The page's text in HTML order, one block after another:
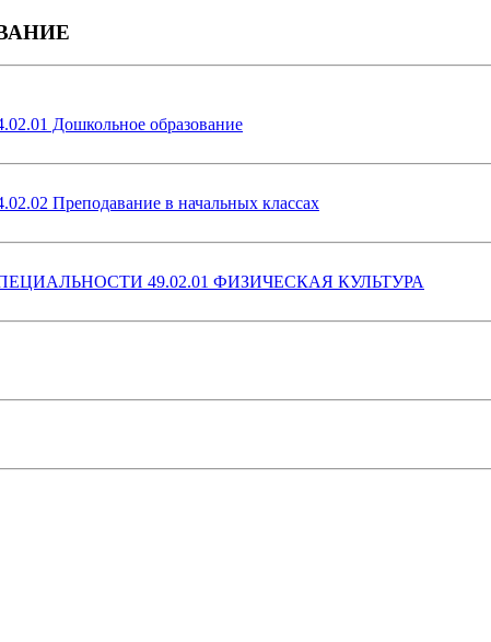
Дошкольное образование
Преподавание в начальных классах
49.02.01 ФИЗИЧЕСКАЯ КУЛЬТУРА